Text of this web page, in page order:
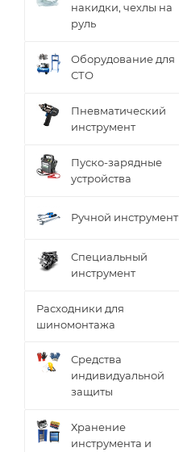
накидки, чехлы на
руль
Оборудование для
СТО
Пневматический
инструмент
Пуско-зарядные
устройства
Ручной инструмент
Специальный
инструмент
Расходники для
шиномонтажа
Средства
индивидуальной
защиты
Хранение
инструмента и